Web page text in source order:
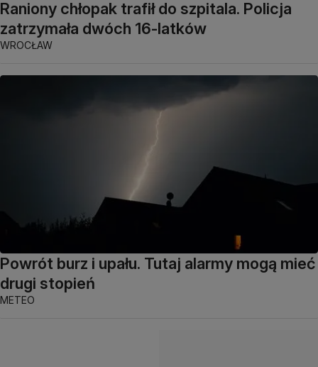
Raniony chłopak trafił do szpitala. Policja
zatrzymała dwóch 16-latków
WROCŁAW
Powrót burz i upału. Tutaj alarmy mogą mieć
drugi stopień
METEO